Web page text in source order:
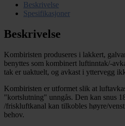
Beskrivelse
Spesifikasjoner
Beskrivelse
Kombiristen produseres i lakkert,
benyttes som kombinert luftinntak/-
tak er uaktuelt, og avkast i yttervegg
Kombiristen er utformet slik at
"kortslutning" unngås. Den kan snus
/friskluftkanal kan tilkobles høyre/
behov.